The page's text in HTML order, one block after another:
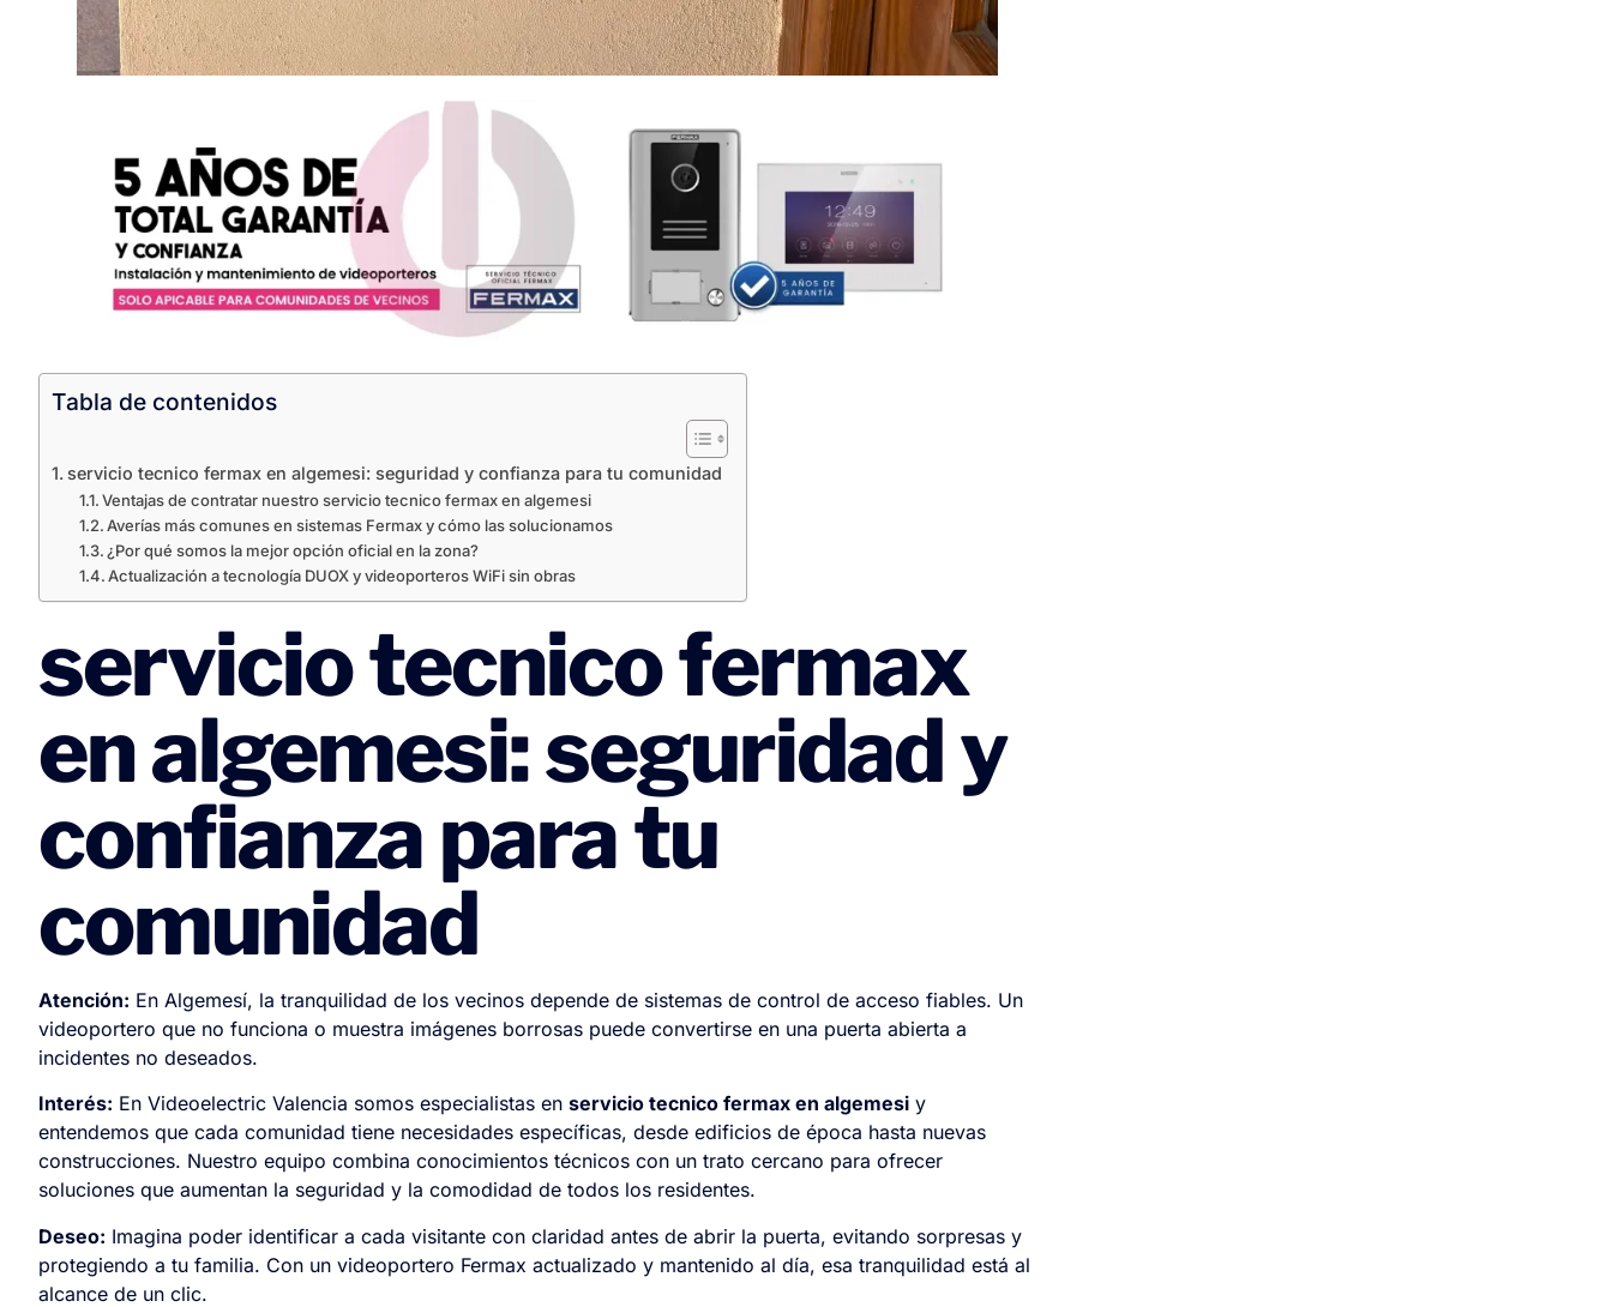
Tabla de contenidos
servicio tecnico fermax en algemesi: seguridad y confianza para tu comunidad
Ventajas de contratar nuestro servicio tecnico fermax en algemesi
Averías más comunes en sistemas Fermax y cómo las solucionamos
¿Por qué somos la mejor opción oficial en la zona?
Actualización a tecnología DUOX y videoporteros WiFi sin obras
servicio tecnico fermax
en algemesi: seguridad y
confianza para tu
comunidad
Atención: En Algemesí, la tranquilidad de los vecinos depende de sistemas de control de acceso fiables. Un
videoportero que no funciona o muestra imágenes borrosas puede convertirse en una puerta abierta a
incidentes no deseados.
Interés: En Videoelectric Valencia somos especialistas en servicio tecnico fermax en algemesi y
entendemos que cada comunidad tiene necesidades específicas, desde edificios de época hasta nuevas
construcciones. Nuestro equipo combina conocimientos técnicos con un trato cercano para ofrecer
soluciones que aumentan la seguridad y la comodidad de todos los residentes.
Deseo: Imagina poder identificar a cada visitante con claridad antes de abrir la puerta, evitando sorpresas y
protegiendo a tu familia. Con un videoportero Fermax actualizado y mantenido al día, esa tranquilidad está al
alcance de un clic.